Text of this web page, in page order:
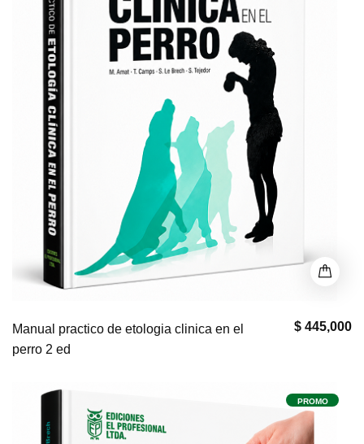
$ 445,000
Manual practico de etologia clinica en el
perro 2 ed
PROMO